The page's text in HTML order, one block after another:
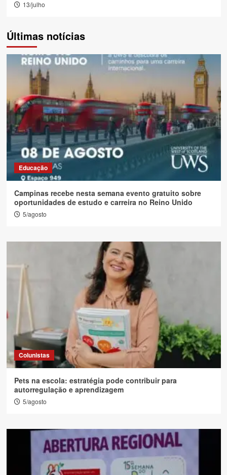
13/julho
Últimas notícias
Educação
Campinas recebe nesta semana evento gratuito sobre
oportunidades de estudo e carreira no Reino Unido
5/agosto
Colunistas
Pets na escola: estratégia pode contribuir para
autorregulação e aprendizagem
5/agosto